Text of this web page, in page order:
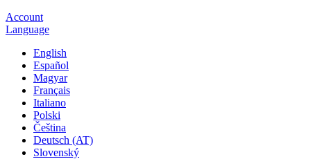
Account
Language
English
Español
Magyar
Français
Italiano
Polski
Čeština
Deutsch (AT)
Slovenský